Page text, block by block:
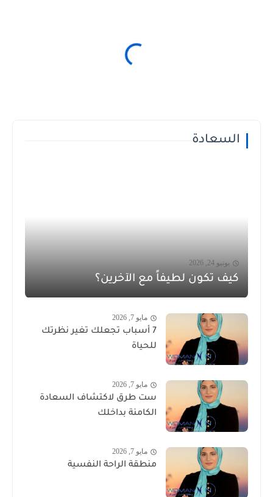
السعادة
يونيو 24, 2026
كيف تكون لطيفاً مع الآخرين؟
مايو 7, 2026
7 أسباب تجعلك تغير نظرتك
للحياة
مايو 7, 2026
ست طرق لاكتشاف السعادة
الكامنة بداخلك
مايو 7, 2026
منطقة الراحة النفسية